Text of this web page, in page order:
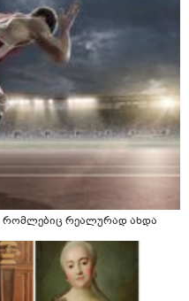
რომლებიც რეალურად ახდა